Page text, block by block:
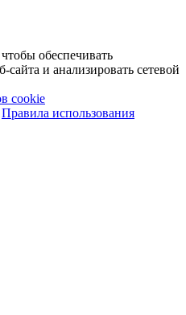
обеспечивать
и анализировать сетевой
cookie
Правила использования